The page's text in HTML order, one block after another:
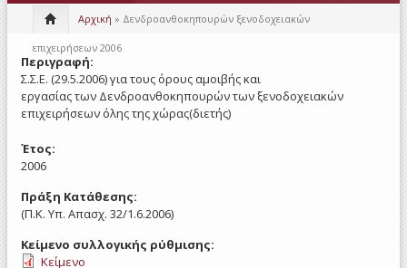
Αρχική » Δενδροανθοκηπουρών ξενοδοχειακών
επιχειρήσεων 2006
Περιγραφή:
Σ.Σ.Ε. (29.5.2006) για τους όρους αμοιβής και
εργασίας των Δενδροανθοκηπουρών των ξενοδοχειακών
επιχειρήσεων όλης της χώρας(διετής)
Έτος:
2006
Πράξη Κατάθεσης:
(Π.Κ. Υπ. Απασχ. 32/1.6.2006)
Κείμενο συλλογικής ρύθμισης:
Κείμενο